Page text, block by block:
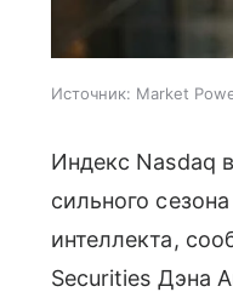
Источник: Market
Индекс Nasdaq
сильного
интеллекта,
Securities Дэна